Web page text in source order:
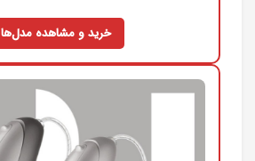
خرید و مشاهده مدل‌ها